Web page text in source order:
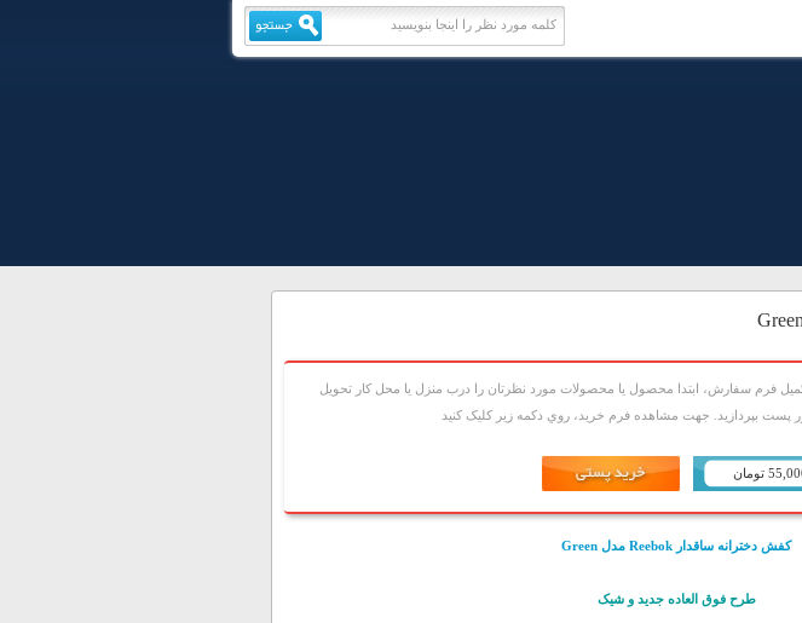
فرم سفارش، ابتدا محصول يا محصولات مورد نظرتان را درب منزل يا محل کار تحويل
پست بپردازيد. جهت مشاهده فرم خريد، روي دکمه زير کليک کنيد
تومان
کفش دخترانه ساقدار Reebok مدل Green
طرح فوق العاده جدید و شیک